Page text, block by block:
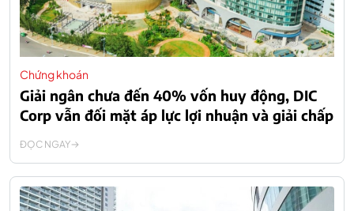
Chứng khoán
Giải ngân chưa đến 40% vốn huy động, DIC
Corp vẫn đối mặt áp lực lợi nhuận và giải chấp
ĐỌC NGAY